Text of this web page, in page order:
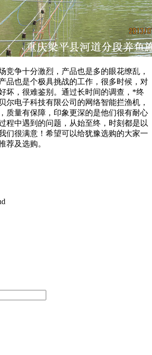
竞争十分激烈，产品也是多的眼花缭乱，
品也是个极具挑战的工作，很多时候，对
坏，很难鉴别。通过长时间的调查，*终
尔电子科技有限公司的网络智能拦渔机，
质量有保障，印象更深的是他们很有耐心
程中遇到的问题，从始至终，时刻都是以
们很满意！希望可以给犹豫选购的大家一
荐及选购。